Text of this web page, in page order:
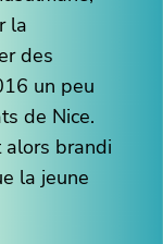
la
des
un peu
de Nice.
alors brandi
la jeune